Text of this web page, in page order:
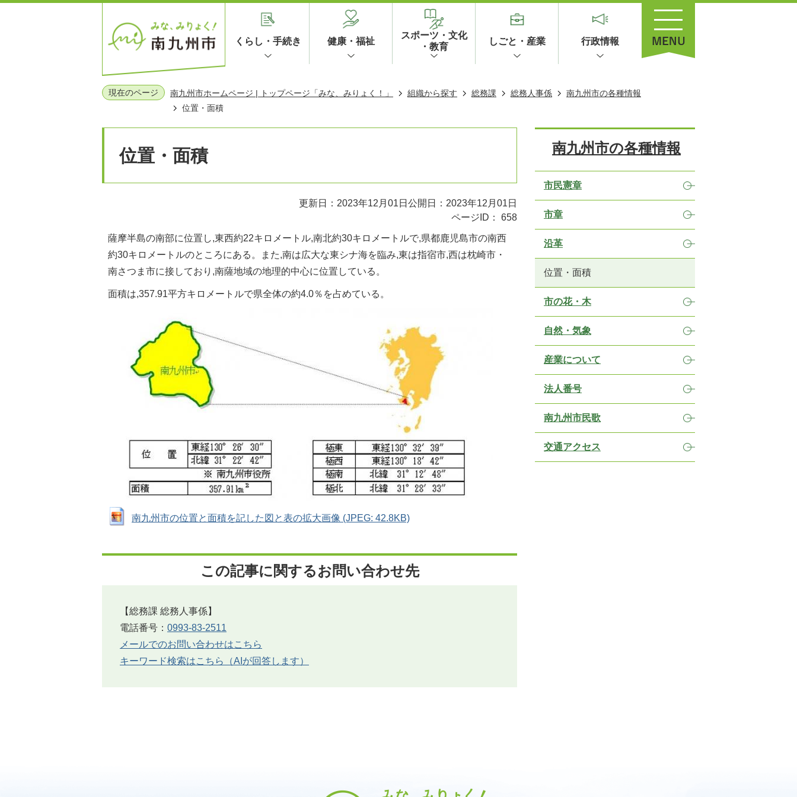
くらし・手続き 健康・福祉
スポーツ・文化
・教育
しごと・産業 行政情報
現在のページ 南九州市ホームページ | トップページ「みな、みりょく！」 組織から探す 総務課 総務人事係
南九州市の各種情報
位置・面積
位置・面積
更新日：2023年12月01日 公開日：2023年12月01日
ページID：
658
薩摩半島の南部に位置し,東西約22キロメートル,南北約30キロメートルで,県都鹿児島市の南西
約30キロメートルのところにある。また,南は広大な東シナ海を臨み,東は指宿市,西は枕崎市・
南さつま市に接しており,南薩地域の地理的中心に位置している。
面積は,357.91平方キロメートルで県全体の約4.0％を占めている。
南九州市の位置と面積を記した図と表の拡大画像 (JPEG: 42.8KB)
この記事に関するお問い合わせ先
【総務課 総務人事係】
電話番号： 0993-83-2511
メールでのお問い合わせはこちら
キーワード検索はこちら（AIが回答します）
南九州市の各種情報
市民憲章
市章
沿革
位置・面積
市の花・木
自然・気象
産業について
法人番号
南九州市民歌
交通アクセス